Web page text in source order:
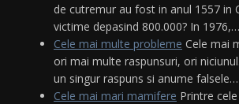
de cutremur au fost in anul 1557 in
victime depasind 800.000? In 1976,…
Cele mai multe probleme Cele mai
ori mai multe raspunsuri, ori
un singur raspuns si anume falsele…
Cele mai mari mamifere Printre